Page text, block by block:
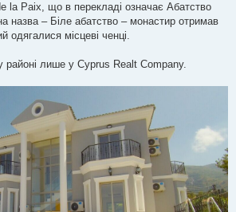
la Paix, що в перекладі означає Абатство
назва – Біле абатство – монастир отримав
одягалися місцеві ченці.
районі лише у Cyprus Realt Company.